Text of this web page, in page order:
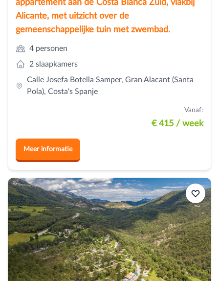
appartement aan de Costa Blanca Zuid, vlakbij
Alicante, met uitzicht over de
gemeenschappelijke tuin met zwembad.
4 personen
2 slaapkamers
Calle Josefa Botella Samper, Gran Alacant (Santa
Pola), Costa's Spanje
Vanaf:
€ 415 / week
Meer informatie